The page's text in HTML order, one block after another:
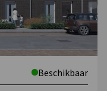
Beschikbaar